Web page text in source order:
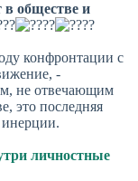
обществе и
конфронтации с
-
не отвечающим
это последняя
личностные